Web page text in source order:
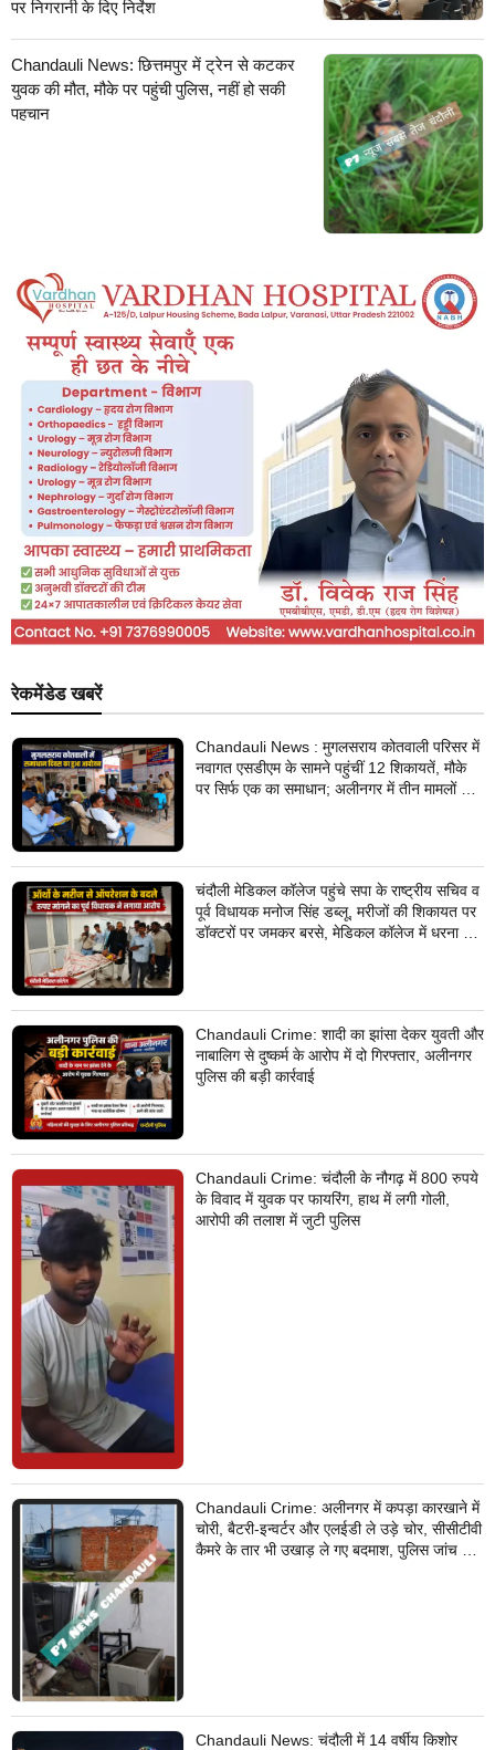
पर निगरानी के दिए निर्देश
Chandauli News: छित्तमपुर में ट्रेन से कटकर
युवक की मौत, मौके पर पहुंची पुलिस, नहीं हो सकी
पहचान
रेकमेंडेड खबरें
Chandauli News : मुगलसराय कोतवाली परिसर में
नवागत एसडीएम के सामने पहुंचीं 12 शिकायतें, मौके
पर सिर्फ एक का समाधान; अलीनगर में तीन मामलों का
चंदौली मेडिकल कॉलेज पहुंचे सपा के राष्ट्रीय सचिव व
पूर्व विधायक मनोज सिंह डब्लू, मरीजों की शिकायत पर
डॉक्टरों पर जमकर बरसे, मेडिकल कॉलेज में धरना देने
Chandauli Crime: शादी का झांसा देकर युवती और
नाबालिग से दुष्कर्म के आरोप में दो गिरफ्तार, अलीनगर
पुलिस की बड़ी कार्रवाई
Chandauli Crime: चंदौली के नौगढ़ में 800 रुपये
के विवाद में युवक पर फायरिंग, हाथ में लगी गोली,
आरोपी की तलाश में जुटी पुलिस
Chandauli Crime: अलीनगर में कपड़ा कारखाने में
चोरी, बैटरी-इन्वर्टर और एलईडी ले उड़े चोर, सीसीटीवी
कैमरे के तार भी उखाड़ ले गए बदमाश, पुलिस जांच में
Chandauli News: चंदौली में 14 वर्षीय किशोर